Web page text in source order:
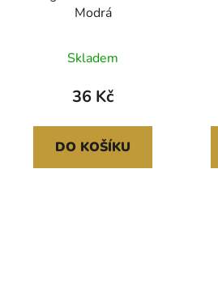
Modrá
Skladem
36 Kč
DO KOŠÍKU